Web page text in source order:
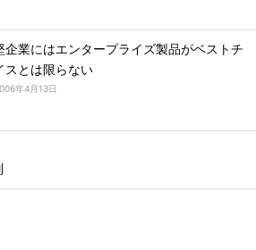
企業にはエンタープライズ製品がベストチ
スとは限らない
年4月13日